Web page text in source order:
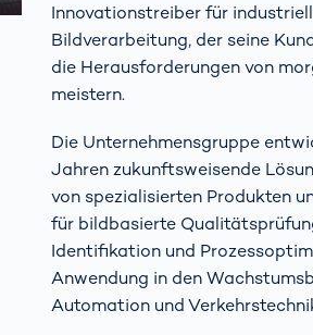
Innovationstreiber für
Bildverarbeitung, der seine
die Herausforderungen von
meistern.
Die Unternehmensgruppe
Jahren zukunftsweisende
von spezialisierten Produkten
für bildbasierte
Identifikation und
Anwendung in den
Automation und